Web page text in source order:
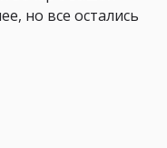
но все остались